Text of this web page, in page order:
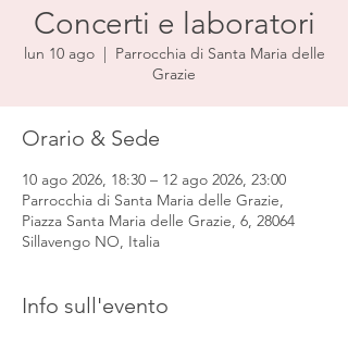
Concerti e laboratori
lun 10 ago
  |
Parrocchia di Santa Maria delle
Grazie
Orario & Sede
10 ago 2026, 18:30 – 12 ago 2026, 23:00
Parrocchia di Santa Maria delle Grazie,
Piazza Santa Maria delle Grazie, 6, 28064
Sillavengo NO, Italia
Info sull'evento